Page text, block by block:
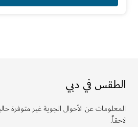
الطقس في دبي
المعلومات عن الأحوال الجوية غير متوفرة
لاحقاً.